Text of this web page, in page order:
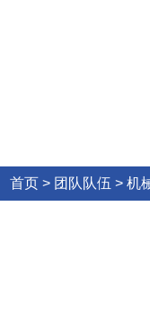
首页 > 团队队伍 > 机